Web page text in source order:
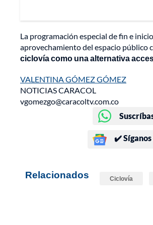
La programación especial de fin e
aprovechamiento del espacio público
ciclovía como una alternativa
VALENTINA GÓMEZ GÓMEZ
NOTICIAS CARACOL
vgomezgo@caracoltv.com.co
✔️ Síganos
Relacionados Ciclovía